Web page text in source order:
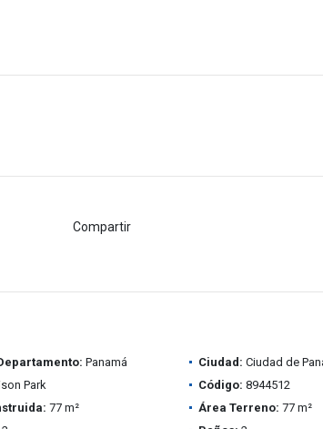
Compartir
Panamá Ciudad: Ciudad de
Park Código: 8944512
77 m² Área Terreno: 77 m²